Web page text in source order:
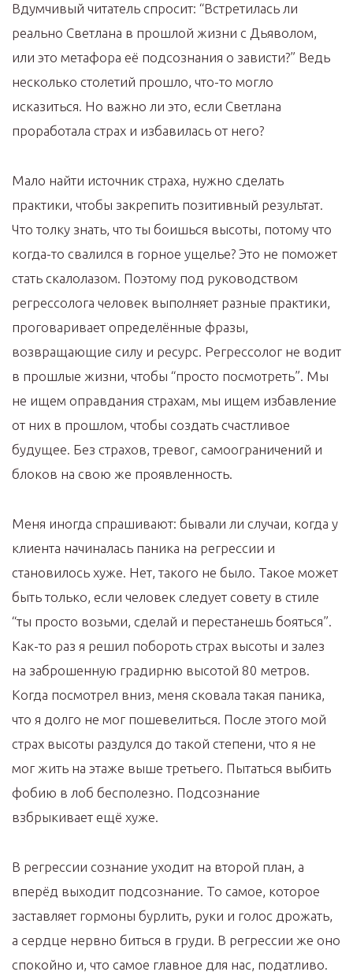
Вдумчивый читатель спросит: “Встретилась ли
реально Светлана в прошлой жизни с Дьяволом,
или это метафора её подсознания о зависти?” Ведь
несколько столетий прошло, что-то могло
исказиться. Но важно ли это, если Светлана
проработала страх и избавилась от него?
Мало найти источник страха, нужно сделать
практики, чтобы закрепить позитивный результат.
Что толку знать, что ты боишься высоты, потому что
когда-то свалился в горное ущелье? Это не поможет
стать скалолазом. Поэтому под руководством
регрессолога человек выполняет разные практики,
проговаривает определённые фразы,
возвращающие силу и ресурс. Регрессолог не водит
в прошлые жизни, чтобы “просто посмотреть”. Мы
не ищем оправдания страхам, мы ищем избавление
от них в прошлом, чтобы создать счастливое
будущее. Без страхов, тревог, самоограничений и
блоков на свою же проявленность.
Меня иногда спрашивают: бывали ли случаи, когда у
клиента начиналась паника на регрессии и
становилось хуже. Нет, такого не было. Такое может
быть только, если человек следует совету в стиле
“ты просто возьми, сделай и перестанешь бояться”.
Как-то раз я решил побороть страх высоты и залез
на заброшенную градирню высотой 80 метров.
Когда посмотрел вниз, меня сковала такая паника,
что я долго не мог пошевелиться. После этого мой
страх высоты раздулся до такой степени, что я не
мог жить на этаже выше третьего. Пытаться выбить
фобию в лоб бесполезно. Подсознание
взбрыкивает ещё хуже.
В регрессии сознание уходит на второй план, а
вперёд выходит подсознание. То самое, которое
заставляет гормоны бурлить, руки и голос дрожать,
а сердце нервно биться в груди. В регрессии же оно
спокойно и, что самое главное для нас, податливо.